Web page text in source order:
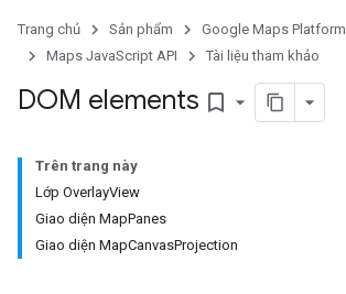
Trang chủ Sản phẩm Google Maps Platform
Maps JavaScript API
Tài liệu tham khảo
DOM elements bookmark_border
Trên trang này
Lớp OverlayView
Giao diện MapPanes
Giao diện MapCanvasProjection